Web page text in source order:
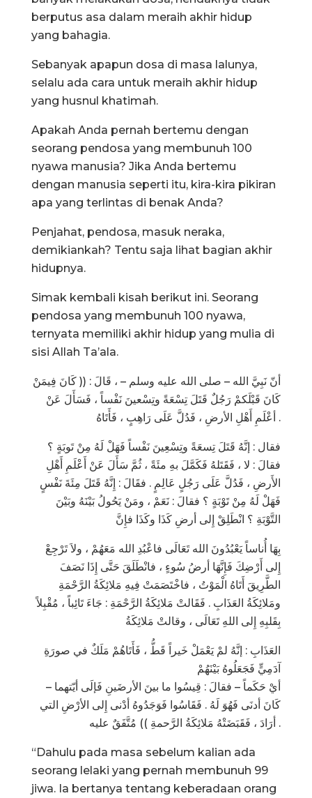
berputus asa dalam meraih akhir hidup
yang bahagia.
Sebanyak apapun dosa di masa lalunya,
selalu ada cara untuk meraih akhir hidup
yang husnul khatimah.
Apakah Anda pernah bertemu dengan
seorang pendosa yang membunuh 100
nyawa manusia? Jika Anda bertemu
dengan manusia seperti itu, kira-kira pikiran
apa yang terlintas di benak Anda?
Penjahat, pendosa, masuk neraka,
demikiankah? Tentu saja lihat bagian akhir
hidupnya.
Simak kembali kisah berikut ini. Seorang
pendosa yang membunuh 100 nyawa,
ternyata memiliki akhir hidup yang mulia di
sisi Allah Ta’ala.
أنّ نَبِيَّ الله – صلى الله عليه وسلم – ، قَالَ : (( كَانَ فِيمَنْ
كَانَ قَبْلَكمْ رَجُلٌ قَتَلَ تِسْعَةً وتِسْعينَ نَفْساً ، فَسَأَلَ عَنْ
أعْلَمِ أَهْلِ الأرضِ ، فَدُلَّ عَلَى رَاهِبٍ ، فَأَتَاهُ .
فقال : إنَّهُ قَتَلَ تِسعَةً وتِسْعِينَ نَفْساً فَهَلْ لَهُ مِنْ تَوبَةٍ ؟
فقالَ : لا ، فَقَتَلهُ فَكَمَّلَ بهِ مئَةً ، ثُمَّ سَأَلَ عَنْ أَعْلَمِ أَهْلِ
الأَرضِ ، فَدُلَّ عَلَى رَجُلٍ عَالِمٍ . فقَالَ : إِنَّهُ قَتَلَ مِئَةَ نَفْسٍ
فَهَلْ لَهُ مِنْ تَوْبَةٍ ؟ فقالَ : نَعَمْ ، ومَنْ يَحُولُ بَيْنَهُ وبَيْنَ
التَّوْبَةِ ؟ انْطَلِقْ إِلى أرضِ كَذَا وكَذَا فإِنَّ
بِهَا أُناساً يَعْبُدُونَ الله تَعَالَى فاعْبُدِ الله مَعَهُمْ ، ولاَ تَرْجِعْ
إِلى أَرْضِكَ فَإِنَّهَا أرضُ سُوءٍ ، فانْطَلَقَ حَتَّى إِذَا نَصَفَ
الطَّرِيقَ أَتَاهُ الْمَوْتُ ، فاخْتَصَمَتْ فِيهِ مَلائِكَةُ الرَّحْمَةِ
ومَلائِكَةُ العَذَابِ . فَقَالتْ مَلائِكَةُ الرَّحْمَةِ : جَاءَ تَائِباً ، مُقْبِلاً
بِقَلبِهِ إِلى اللهِ تَعَالَى ، وقالتْ مَلائِكَةُ
العَذَابِ : إنَّهُ لمْ يَعْمَلْ خَيراً قَطُّ ، فَأَتَاهُمْ مَلَكٌ في صورَةِ
آدَمِيٍّ فَجَعَلُوهُ بَيْنَهُمْ
– أيْ حَكَماً – فقالَ : قِيسُوا ما بينَ الأرضَينِ فَإلَى أيّتهما
كَانَ أدنَى فَهُوَ لَهُ . فَقَاسُوا فَوَجَدُوهُ أدْنى إِلى الأرْضِ التي
أرَادَ ، فَقَبَضَتْهُ مَلائِكَةُ الرَّحمةِ )) مُتَّفَقٌ عليه .
“Dahulu pada masa sebelum kalian ada
seorang lelaki yang pernah membunuh 99
jiwa. Ia bertanya tentang keberadaan orang